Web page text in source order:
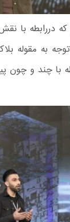
دررابطه با
به مقوله
با چند و چون